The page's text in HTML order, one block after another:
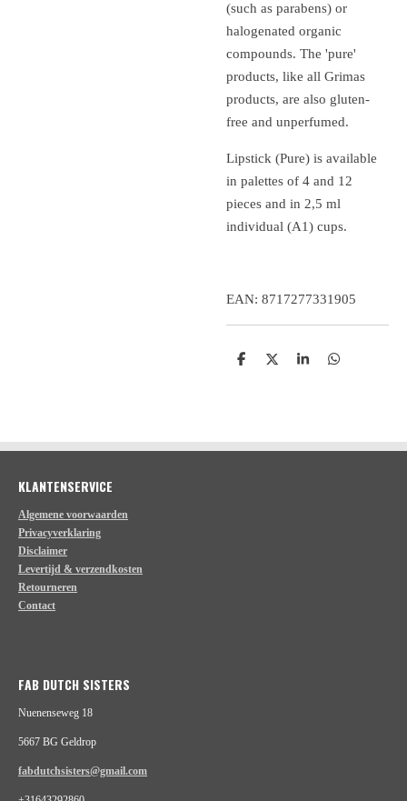
(such as parabens) or
halogenated organic
compounds. The 'pure'
products, like all Grimas
products, are also gluten-
free and unperfumed.
Lipstick (Pure) is available
in palettes of 4 and 12
pieces and in 2,5 ml
individual (A1) cups.
EAN: 8717277331905
D
D
S
D
KLANTENSERVICE
Algemene voorwaarden
Privacyverklaring
Disclaimer
Levertijd & verzendkosten
Retourneren
Contact
FAB DUTCH SISTERS
Nuenenseweg 18
5667 BG Geldrop
fabdutchsisters@gmail.com